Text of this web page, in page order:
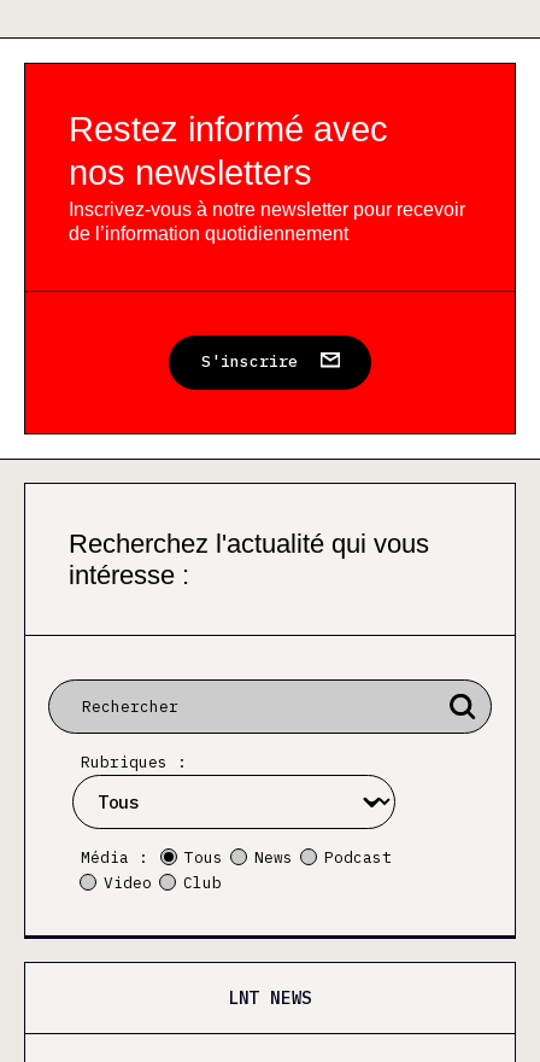
Restez informé avec
nos newsletters
Inscrivez-vous à notre newsletter pour recevoir
de l’information quotidiennement
S'inscrire
Recherchez l'actualité qui vous
intéresse :
Rubriques :
Média : Tous News
Podcast
Video
Club
LNT NEWS